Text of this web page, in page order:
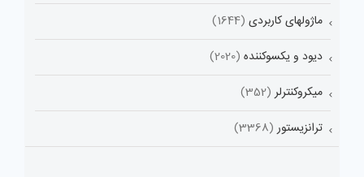
ماژولهای کاربردی (1644)
دیود و یکسوکننده (2020)
میکروکنترلر (352)
ترانزیستور (3368)